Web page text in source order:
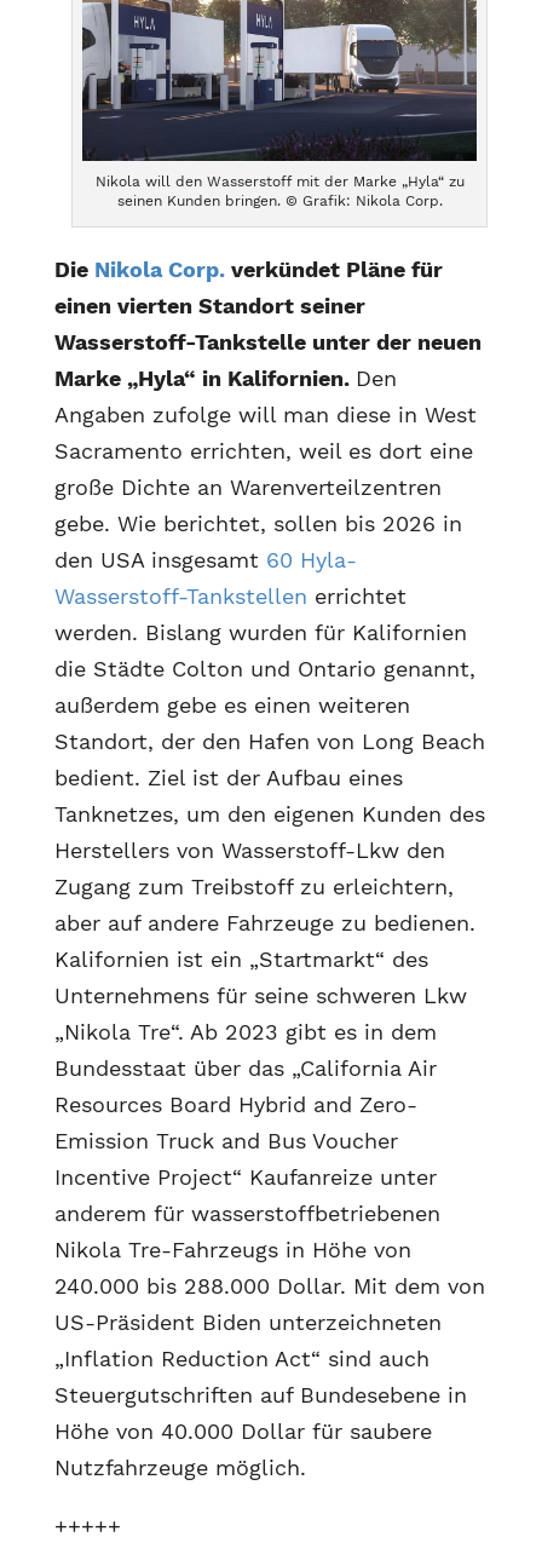
Nikola will den Wasserstoff mit der Marke „Hyla“ zu
seinen Kunden bringen. © Grafik: Nikola Corp.
Die Nikola Corp.verkündet Pläne für
einen vierten Standort seiner
Wasserstoff-Tankstelle unter der neuen
Marke „Hyla“ in Kalifornien. Den
Angaben zufolge will man diese in West
Sacramento errichten, weil es dort eine
große Dichte an Warenverteilzentren
gebe. Wie berichtet, sollen bis 2026 in
den USA insgesamt 60 Hyla-
Wasserstoff-Tankstellen errichtet
werden. Bislang wurden für Kalifornien
die Städte Colton und Ontario genannt,
außerdem gebe es einen weiteren
Standort, der den Hafen von Long Beach
bedient. Ziel ist der Aufbau eines
Tanknetzes, um den eigenen Kunden des
Herstellers von Wasserstoff-Lkw den
Zugang zum Treibstoff zu erleichtern,
aber auf andere Fahrzeuge zu bedienen.
Kalifornien ist ein „Startmarkt“ des
Unternehmens für seine schweren Lkw
„Nikola Tre“. Ab 2023 gibt es in dem
Bundesstaat über das „California Air
Resources Board Hybrid and Zero-
Emission Truck and Bus Voucher
Incentive Project“ Kaufanreize unter
anderem für wasserstoffbetriebenen
Nikola Tre-Fahrzeugs in Höhe von
240.000 bis 288.000 Dollar. Mit dem von
US-Präsident Biden unterzeichneten
„Inflation Reduction Act“ sind auch
Steuergutschriften auf Bundesebene in
Höhe von 40.000 Dollar für saubere
Nutzfahrzeuge möglich.
+++++